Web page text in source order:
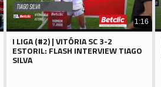
1:16
I LIGA (#2) | VITÓRIA SC 3-2
ESTORIL: FLASH INTERVIEW TIAGO
SILVA